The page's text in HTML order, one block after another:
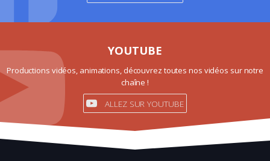
YOUTUBE
Productions vidéos, animations, découvrez toutes nos vidéos sur notre
chaîne !
ALLEZ SUR YOUTUBE